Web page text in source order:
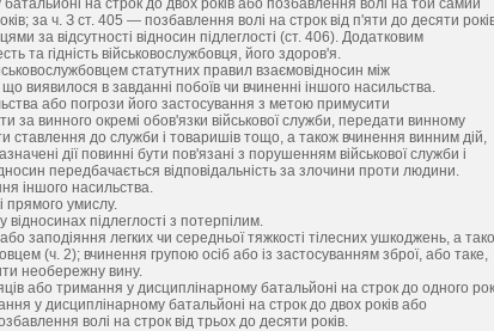
на строк до двох років або позбавлення волі на той самий
за ч. З ст. 405 — позбавлення волі на строк від п'яти до десяти
за відсутності відносин підлеглості (ст. 406). Додатковим
та гідність військовослужбовця, його здоров'я.
статутних правил взаємовідносин між
виявилося в завданні побоїв чи вчиненні іншого насильства.
або погрози його застосування з метою примусити
за винного окремі обов'язки військової служби, передати винному
ставлення до служби і товаришів тощо, а також вчинення винним дій,
дії повинні бути пов'язані з порушенням військової служби і
передбачається відповідальність за злочини проти людини.
іншого насильства.
прямого умислу.
підлеглості з потерпілим.
заподіяння легких чи середньої тяжкості тілесних ушкоджень, а
(ч. 2); вчинення групою осіб або із застосуванням зброї, або таке,
необережну вину.
або тримання у дисциплінарному батальйоні на строк до одного
у дисциплінарному батальйоні на строк до двох років або
волі на строк від трьох до десяти років.